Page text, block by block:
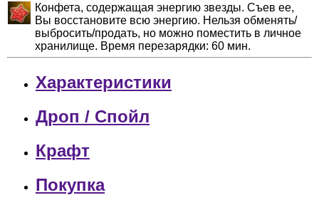
Конфета, содержащая энергию звезды. Съев ее,
Вы восстановите всю энергию. Нельзя обменять/
выбросить/продать, но можно поместить в личное
хранилище. Время перезарядки: 60 мин.
Характеристики
Дроп / Спойл
Крафт
Покупка